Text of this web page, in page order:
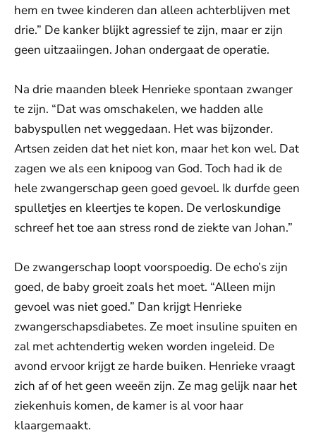
hem en twee kinderen dan alleen achterblijven met
drie.” De kanker blijkt agressief te zijn, maar er zijn
geen uitzaaiingen. Johan ondergaat de operatie.
Na drie maanden bleek Henrieke spontaan zwanger
te zijn. “Dat was omschakelen, we hadden alle
babyspullen net weggedaan. Het was bijzonder.
Artsen zeiden dat het niet kon, maar het kon wel. Dat
zagen we als een knipoog van God. Toch had ik de
hele zwangerschap geen goed gevoel. Ik durfde geen
spulletjes en kleertjes te kopen. De verloskundige
schreef het toe aan stress rond de ziekte van Johan.”
De zwangerschap loopt voorspoedig. De echo’s zijn
goed, de baby groeit zoals het moet. “Alleen mijn
gevoel was niet goed.” Dan krijgt Henrieke
zwangerschapsdiabetes. Ze moet insuline spuiten en
zal met achtendertig weken worden ingeleid. De
avond ervoor krijgt ze harde buiken. Henrieke vraagt
zich af of het geen weeën zijn. Ze mag gelijk naar het
ziekenhuis komen, de kamer is al voor haar
klaargemaakt.